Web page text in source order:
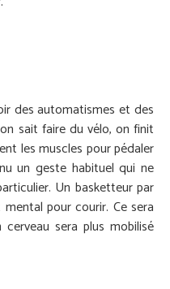
des automatismes et des
sait faire du vélo, on finit
les muscles pour pédaler
un geste habituel qui ne
Un basketteur par
pour courir. Ce sera
sera plus mobilisé